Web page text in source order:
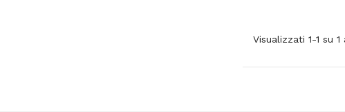
Visualizzati 1-1 su